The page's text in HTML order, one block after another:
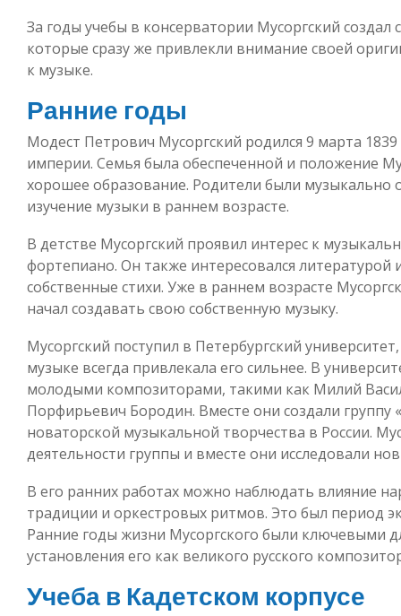
За годы учебы в консерватории Мусоргский
которые сразу же привлекли внимание своей
к музыке.
Ранние годы
Модест Петрович Мусоргский родился 9 марта
империи. Семья была обеспеченной и положение
хорошее образование. Родители были музыкально
изучение музыки в раннем возрасте.
В детстве Мусоргский проявил интерес к
фортепиано. Он также интересовался литературой
собственные стихи. Уже в раннем возрасте
начал создавать свою собственную музыку.
Мусоргский поступил в Петербургский
музыке всегда привлекала его сильнее. В
молодыми композиторами, такими как Милий
Порфирьевич Бородин. Вместе они создали группу
новаторской музыкальной творчества в России.
деятельности группы и вместе они исследовали
В его ранних работах можно наблюдать влияние
традиции и оркестровых ритмов. Это был период
Ранние годы жизни Мусоргского были ключевыми
установления его как великого русского
Учеба в Кадетском корпусе